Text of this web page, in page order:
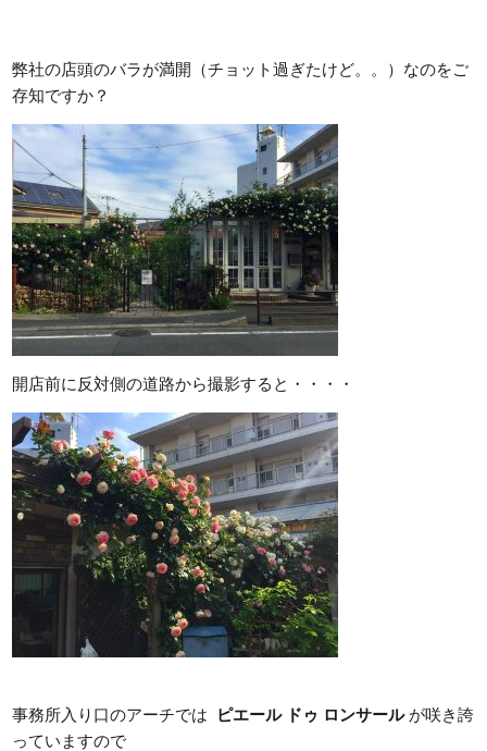
弊社の店頭のバラが満開（チョット過ぎたけど。。）なのをご
存知ですか？
開店前に反対側の道路から撮影すると・・・・
事務所入り口のアーチでは ピエール ドゥ ロンサール が咲き誇
っていますので